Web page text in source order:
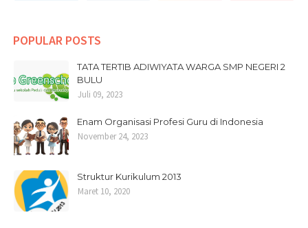
POPULAR POSTS
TATA TERTIB ADIWIYATA WARGA SMP NEGERI 2
BULU
Juli 09, 2023
Enam Organisasi Profesi Guru di Indonesia
November 24, 2023
Struktur Kurikulum 2013
Maret 10, 2020